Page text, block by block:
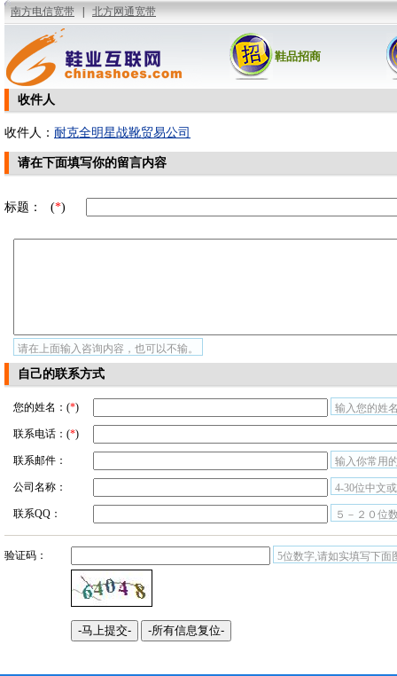
鞋品招商
收件人
收件人： 耐克全明星战靴贸易公司
请在下面填写你的留言内容
标题： (*)
请在上面输入咨询内容，也可以不输。
自己的联系方式
您的姓名：(*) 输入您的姓
联系电话：(*)
联系邮件： 输入你常用
公司名称： 4-30位中文
联系QQ： ５－２０位
验证码： 5位数字,请如实填写下面